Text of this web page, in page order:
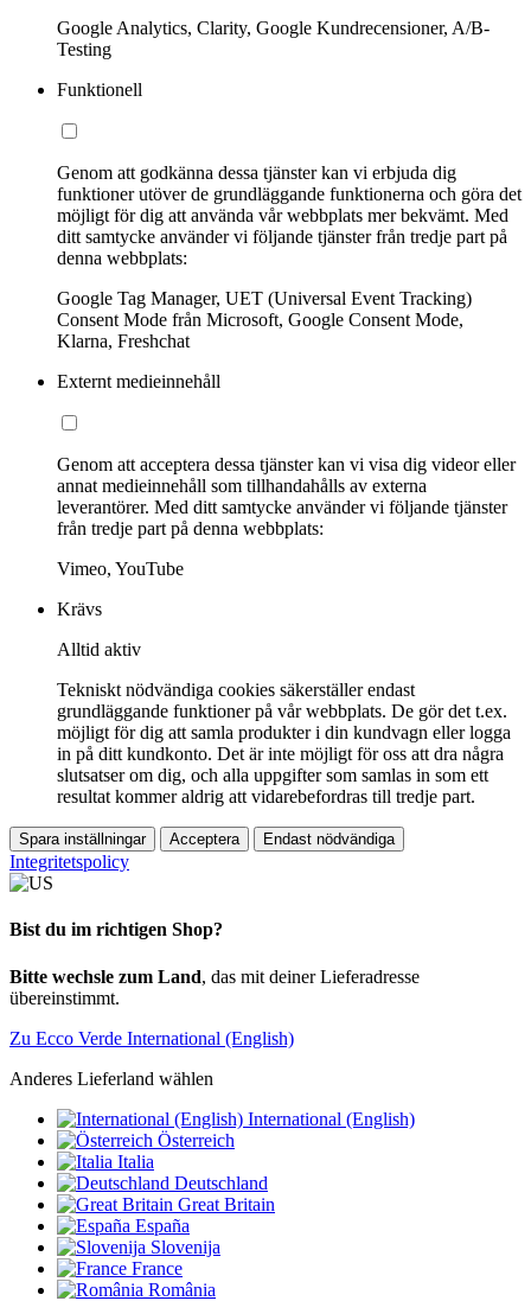
Google Analytics, Clarity, Google Kundrecensioner, A/B-
Testing
Funktionell
Genom att godkänna dessa tjänster kan vi erbjuda dig
funktioner utöver de grundläggande funktionerna och göra det
möjligt för dig att använda vår webbplats mer bekvämt. Med
ditt samtycke använder vi följande tjänster från tredje part på
denna webbplats:
Google Tag Manager, UET (Universal Event Tracking)
Consent Mode från Microsoft, Google Consent Mode,
Klarna, Freshchat
Externt medieinnehåll
Genom att acceptera dessa tjänster kan vi visa dig videor eller
annat medieinnehåll som tillhandahålls av externa
leverantörer. Med ditt samtycke använder vi följande tjänster
från tredje part på denna webbplats:
Vimeo, YouTube
Krävs
Alltid aktiv
Tekniskt nödvändiga cookies säkerställer endast
grundläggande funktioner på vår webbplats. De gör det t.ex.
möjligt för dig att samla produkter i din kundvagn eller logga
in på ditt kundkonto. Det är inte möjligt för oss att dra några
slutsatser om dig, och alla uppgifter som samlas in som ett
resultat kommer aldrig att vidarebefordras till tredje part.
Spara inställningar Acceptera Endast nödvändiga
Integritetspolicy
Bist du im richtigen Shop?
Bitte wechsle zum Land, das mit deiner Lieferadresse
übereinstimmt.
Zu Ecco Verde International (English)
Anderes Lieferland wählen
International (English)
Österreich
Italia
Deutschland
Great Britain
España
Slovenija
France
România